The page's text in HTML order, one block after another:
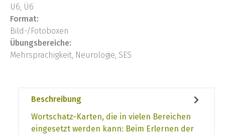
U6, Ü6
Format:
Bild-/Fotoboxen
Übungsbereiche:
Mehrsprachigkeit, Neurologie, SES
Beschreibung
Wortschatz-Karten, die in vielen Bereichen
eingesetzt werden kann: Beim Erlernen der